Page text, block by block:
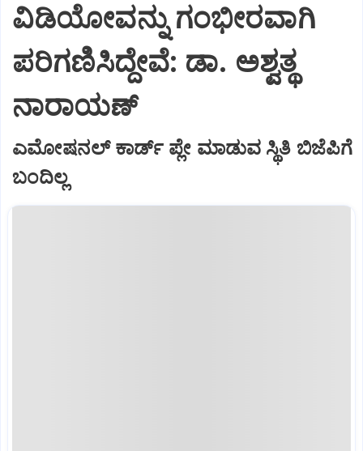
ವಿಡಿಯೋವನ್ನು ಗಂಭೀರವಾಗಿ
ಪರಿಗಣಿಸಿದ್ದೇವೆ: ಡಾ. ಅಶ್ವತ್ಥ
ನಾರಾಯಣ್
ಎಮೋಷನಲ್‌ ಕಾರ್ಡ್ ಪ್ಲೇ ಮಾಡುವ ಸ್ಥಿತಿ ಬಿಜೆಪಿಗೆ
ಬಂದಿಲ್ಲ